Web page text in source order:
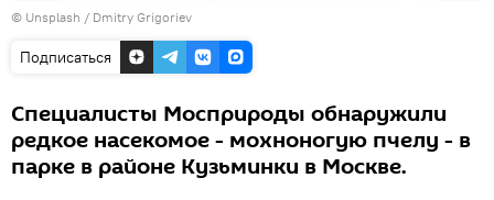
© Unsplash / Dmitry Grigoriev
Подписаться
Специалисты Мосприроды обнаружили
редкое насекомое - мохноногую пчелу - в
парке в районе Кузьминки в Москве.